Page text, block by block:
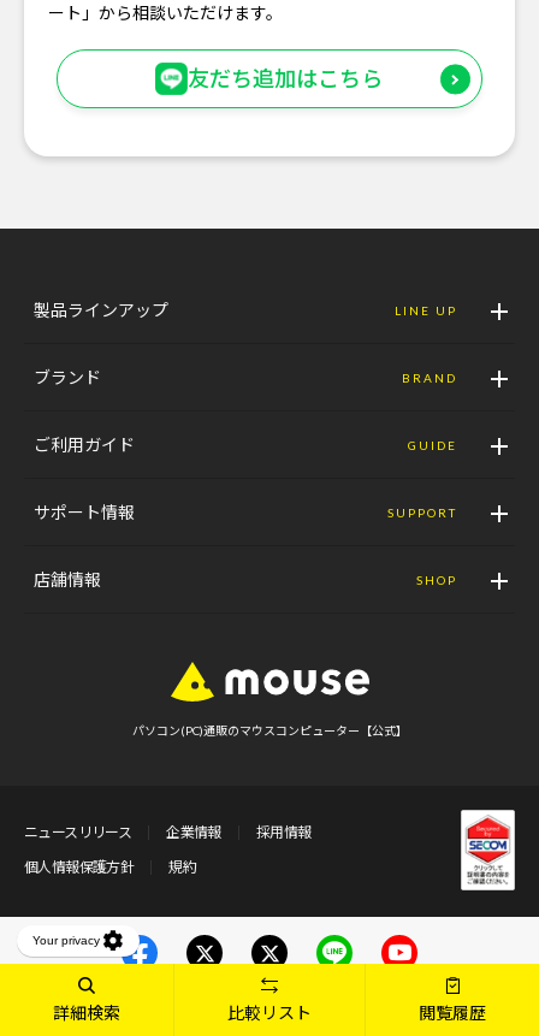
詳細検索 比較リスト 閲覧履歴
ート」から相談いただけます。
友だち追加はこちら
製品ラインアップ LINE UP
ブランド BRAND
ご利用ガイド GUIDE
サポート情報 SUPPORT
店舗情報 SHOP
パソコン(PC)通販のマウスコンピューター【公式】
ニュースリリース 企業情報
採用情報
個人情報保護方針
規約
Gaming